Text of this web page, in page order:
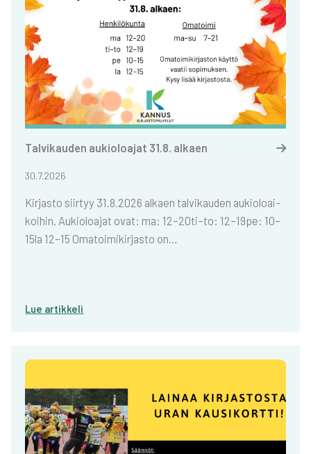
Tal­vi­kau­den aukio­loa­jat 31.8. alkaen
30.7.2026
Kir­jas­to siir­tyy 31.8.2026 alkaen tal­vi­kau­den aukio­loai­
koi­hin. Aukio­loa­jat ovat: ma: 12–20ti–to: 12–19pe: 10–
15la 12–15 Oma­toi­mi­kir­jas­to on…
Lue artik­ke­li